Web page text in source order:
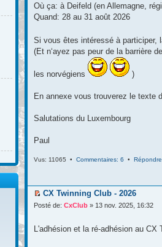
Où ça: à Deifeld (en Allemagne,
Quand: 28 au 31 août 2026
Si vous êtes intéressé à participer,
(Et n‘ayez pas peur de la barrière
les norvégiens )
En annexe vous trouverez le texte
Salutations du Luxembourg
Paul
Vus: 11065 • Commentaires: 6 • Répondre
CX Twinning Club - 2026
Posté de: CxClub » 13 nov. 2025, 16:32
L'adhésion et la ré-adhésion au CX